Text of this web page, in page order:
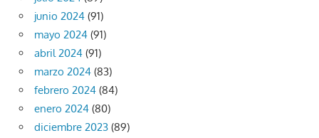
junio 2024 (91)
mayo 2024 (91)
abril 2024 (91)
marzo 2024 (83)
febrero 2024 (84)
enero 2024 (80)
diciembre 2023 (89)